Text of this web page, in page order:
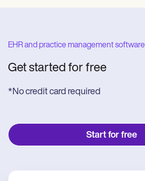
EHR and practice management software
Get started for free
*No credit card required
Start for free